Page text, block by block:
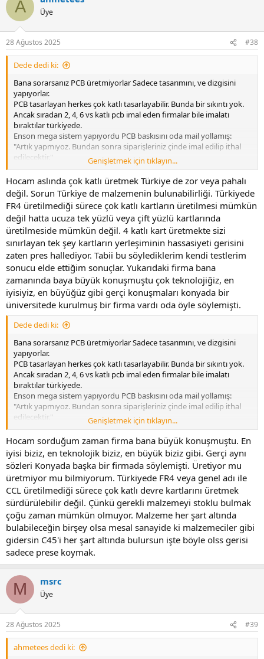
i
s
:
A Üye
28 Ağustos 2025 #38
Dede dedi ki:
Bana sorarsanız PCB üretmiyorlar Sadece tasarımını, ve dizgisini
yapıyorlar.
PCB tasarlayan herkes çok katlı tasarlayabilir. Bunda bir sıkıntı yok.
Ancak sıradan 2, 4, 6 vs katlı pcb imal eden firmalar bile imalatı
bıraktılar türkiyede.
Enson mega sistem yapıyordu PCB baskısını oda mail yollamış:
"Artık yapmıyoz. Bundan sonra siparişleriniz çinde imal edilip ithal
edilecektir."
diye.. 2024, 7. ay itibarı ile...
Kavram ve anlam kargaşası wardır mutlaka haberde ve haber
kaynaklarında.
43522 eklentisine bak
Genişletmek için tıklayın...
Hocam aslında çok katlı üretmek Türkiye de zor veya pahalı
değil. Sorun Türkiye de malzemenin bulunabilirliği. Türkiyede
FR4 üretilmediği sürece çok katlı kartların üretilmesi mümkün
değil hatta ucuza tek yüzlü veya çift yüzlü kartlarında
üretilmeside mümkün değil. 4 katlı kart üretmekte sizi
sınırlayan tek şey kartların yerleşiminin hassasiyeti gerisini
zaten pres hallediyor. Tabii bu söylediklerim kendi testlerim
sonucu elde ettiğim sonuçlar. Yukarıdaki firma bana
zamanında baya büyük konuşmuştu çok teknolojiğiz, en
iyisiyiz, en büyüğüz gibi gerçi konuşmaları konyada bir
üniversitede kurulmuş bir firma vardı oda öyle söylemişti.
Dede dedi ki:
Bana sorarsanız PCB üretmiyorlar Sadece tasarımını, ve dizgisini
yapıyorlar.
PCB tasarlayan herkes çok katlı tasarlayabilir. Bunda bir sıkıntı yok.
Ancak sıradan 2, 4, 6 vs katlı pcb imal eden firmalar bile imalatı
bıraktılar türkiyede.
Enson mega sistem yapıyordu PCB baskısını oda mail yollamış:
"Artık yapmıyoz. Bundan sonra siparişleriniz çinde imal edilip ithal
edilecektir."
diye.. 2024, 7. ay itibarı ile...
Kavram ve anlam kargaşası wardır mutlaka haberde ve haber
kaynaklarında.
43522 eklentisine bak
Genişletmek için tıklayın...
Hocam sorduğum zaman firma bana büyük konuşmuştu. En
iyisi biziz, en teknolojik biziz, en büyük biziz gibi. Gerçi aynı
sözleri Konyada başka bir firmada söylemişti. Üretiyor mu
üretmiyor mu bilmiyorum. Türkiyede FR4 veya genel adı ile
CCL üretilmediği sürece çok katlı devre kartlarını üretmek
sürdürülebilir değil. Çünkü gerekli malzemeyi stoklu bulmak
çoğu zaman mümkün olmuyor. Malzeme her şart altında
bulabileceğin birşey olsa mesal sanayide ki malzemeciler gibi
gidersin C45'i her şart altında bulursun işte böyle olss gerisi
sadece prese koymak.
M msrc
Üye
28 Ağustos 2025 #39
ahmetees dedi ki: